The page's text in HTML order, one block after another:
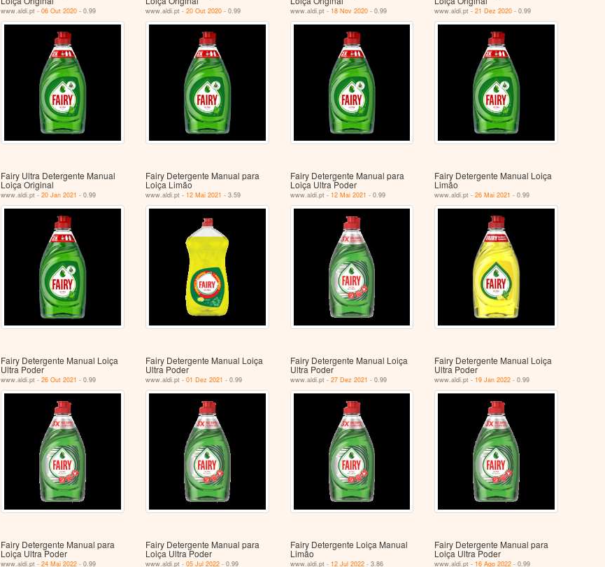
www.aldi.pt -06 Out 2020 - 0.99 www.aldi.pt - 20 Out 2020- 0.99 www.aldi.pt - 18 Nov 2020- 0.99 www.aldi.pt -21 Dez 2020 - 0.99
Fairy Ultra Detergente Manual
Loiça Original
www.aldi.pt -20 Jan 2021 - 0.99
Fairy Detergente Manual para
Loiça Limão
www.aldi.pt - 12 Mai 2021 - 3.59
Fairy Detergente Manual para
Loiça Ultra Poder
www.aldi.pt - 12 Mai 2021 - 0.99
Fairy Detergente Manual Loiça
Limão
www.aldi.pt -26 Mai 2021 - 0.99
Fairy Detergente Manual Loiça
Ultra Poder
www.aldi.pt -26 Out 2021 - 0.99
Fairy Detergente Manual Loiça
Ultra Poder
www.aldi.pt - 01 Dez 2021 - 0.99
Fairy Detergente Manual Loiça
Ultra Poder
www.aldi.pt - 27 Dez 2021 - 0.99
Fairy Detergente Manual Loiça
Ultra Poder
www.aldi.pt - 19 Jan 2022 - 0.99
Fairy Detergente Manual para
Loiça Ultra Poder
www.aldi.pt -24 Mai 2022 - 0.99
Fairy Detergente Manual para
Loiça Ultra Poder
www.aldi.pt - 05 Jul 2022- 0.99
Fairy Detergente Loiça Manual
Limão
www.aldi.pt - 12 Jul 2022- 3.86
Fairy Detergente Manual para
Loiça Ultra Poder
www.aldi.pt - 16 Ago 2022 - 0.99